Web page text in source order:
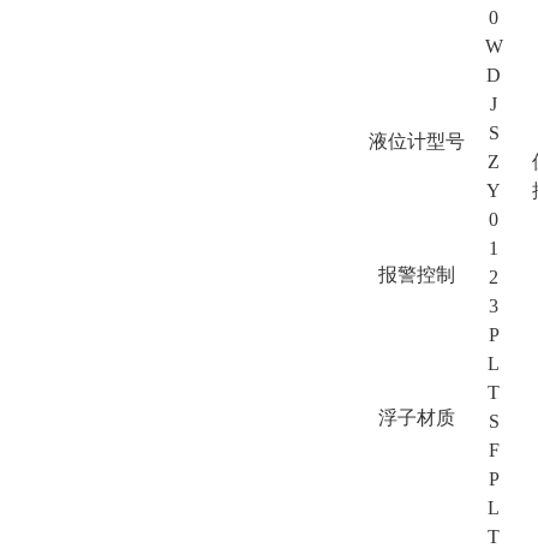
液位计型号
0
W
D
J
S
Z
Y
报警控制
0
1
2
3
浮子材质
P
L
T
S
F
P
L
T